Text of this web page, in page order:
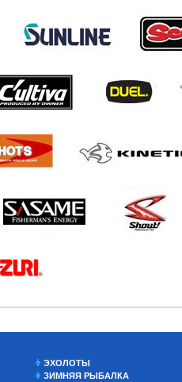
ЭХОЛОТЫ
ЗИМНЯЯ РЫБАЛКА